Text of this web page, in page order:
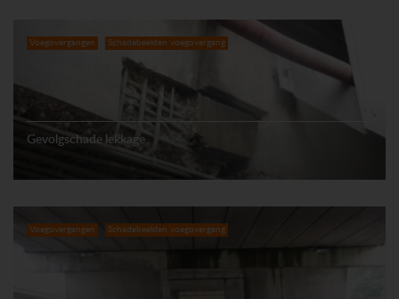
Voegovergangen Schadebeelden voegovergang
Gevolgschade lekkage
Voegovergangen Schadebeelden voegovergang